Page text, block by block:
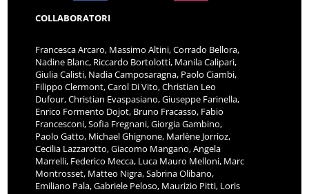
COLLABORATORI
Francesca Arcaro, Massimo Altini, Corrado Bellora,
Nadine Blanc, Riccardo Bortolotti, Manila Calipari,
Giulia Calisti, Nadia Camposaragna, Paolo Ciambi,
Filippo Clermont, Carol Di Vito, Christian Leo
Dufour, Christian Evaspasiano, Giuseppe Farinella,
Enrico Formento Dojot, Bruno Fracasso, Fabio
Francesconi, Sofia Fregnani, Giorgia Gambino,
Paolo Gatto, Michael Ghignone, Marlène Jorrioz,
Cecilia Lazzarotto, Giacomo Mangano, Angela
Marrelli, Federico Mecca, Luca Mauro Melloni, Marc
Montrosset, Matteo Nigra, Sabrina Olibano,
Emiliano Pala, Gabriele Peloso, Maurizio Pitti, Loris